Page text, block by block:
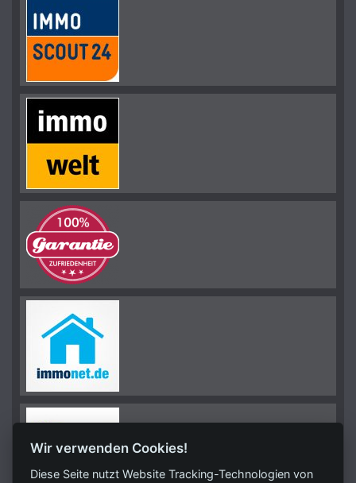
Wir verwenden Cookies!
Diese Seite nutzt Website Tracking-Technologien von